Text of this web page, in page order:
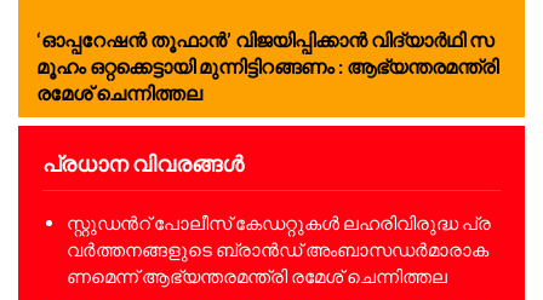
‘ഓ​പ്പ​റേ​ഷ​ന്‍ തൂ​ഫാ​ന്‍’ വി​ജ​യി​പ്പി​ക്കാ​ന്‍ വി​ദ്യാ​ര്‍​ഥി സ​
മൂ​ഹം ഒ​റ്റ​ക്കെ​ട്ടാ​യി മു​ന്നി​ട്ടി​റ​ങ്ങ​ണം : ആ​ഭ്യ​ന്ത​ര​മ​ന്ത്രി
ര​മേ​ശ് ചെ​ന്നി​ത്ത​ല
പ്രധാന വിവരങ്ങൾ
സ്റ്റു​ഡ​ന്‍റ് പോ​ലീ​സ് കേ​ഡ​റ്റു​ക​ൾ ല​ഹ​രി​വി​രു​ദ്ധ പ്ര​
വ​ര്‍​ത്ത​ന​ങ്ങ​ളു​ടെ ബ്രാ​ന്‍​ഡ് അം​ബാ​സ​ഡ​ര്‍​മാ​രാ​ക​
ണ​മെ​ന്ന് ആ​ഭ്യ​ന്ത​ര​മ​ന്ത്രി രമേശ് ചെന്നിത്തല